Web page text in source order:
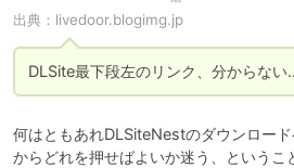
出典： livedoor.blogimg.jp
DLSite最下段左のリンク、分からない
何はともあれDLSiteNestのダウンロー
からどれを押せばよいか迷う、というこ